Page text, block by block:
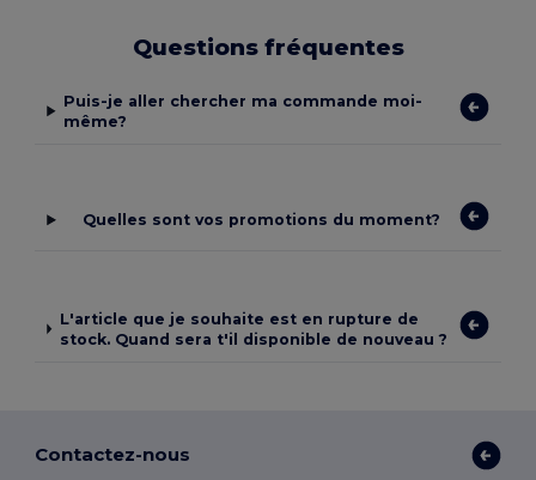
Questions fréquentes
Puis-je aller chercher ma commande moi-
même?
Quelles sont vos promotions du moment?
L'article que je souhaite est en rupture de
stock. Quand sera t'il disponible de nouveau ?
Contactez-nous